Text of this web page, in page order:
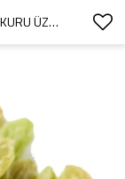
ÇIN ÜRETIMI TOPTAN YEŞIL KURU ÜZÜM KURU ÜZÜM | SAĞLIKLI BESLENME İÇIN ATIŞTIRMALIK